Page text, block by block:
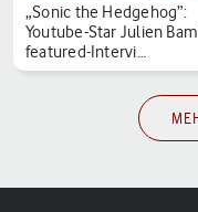
„Sonic the Hedgehog”:
Youtube-Star Julien
featured-Intervi…